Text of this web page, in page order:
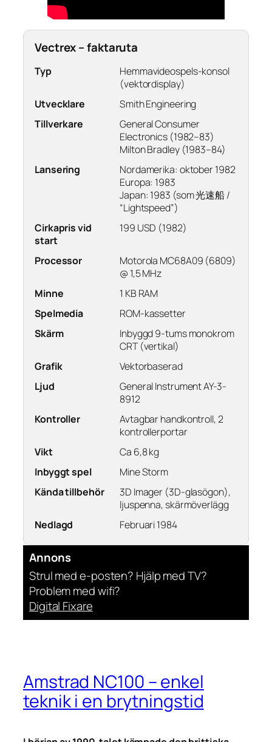
Vectrex – faktaruta
Typ
Hemmavideospels-konsol
(vektordisplay)
Utvecklare
Smith Engineering
Tillverkare
General Consumer
Electronics (1982–83)
Milton Bradley (1983–84)
Lansering
Nordamerika: oktober 1982
Europa: 1983
Japan: 1983 (som 光速船 /
“Lightspeed”)
Cirkapris vid
start
199 USD (1982)
Processor
Motorola MC68A09 (6809)
@ 1,5 MHz
Minne
1 KB RAM
Spelmedia
ROM-kassetter
Skärm
Inbyggd 9-tums monokrom
CRT (vertikal)
Grafik
Vektorbaserad
Ljud
General Instrument AY-3-
8912
Kontroller
Avtagbar handkontroll, 2
kontrollerportar
Vikt
Ca 6,8 kg
Inbyggt spel
Mine Storm
Kända tillbehör
3D Imager (3D-glasögon),
ljuspenna, skärmöverlägg
Nedlagd
Februari 1984
Annons
Strul med e-posten? Hjälp med TV?
Problem med wifi?
Digital Fixare
Amstrad NC100 – enkel
teknik i en brytningstid